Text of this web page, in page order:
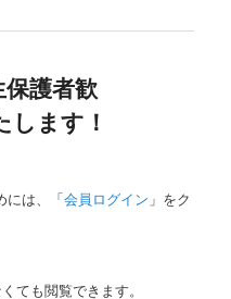
護者歓
します！
には、「会員ログイン 」をク
ても閲覧できます。